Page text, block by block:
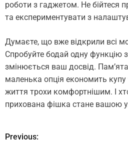
роботи з гаджетом. Не бійтеся
та експериментувати з
Думаєте, що вже відкрили всі
Спробуйте бодай одну функцію
змінюється ваш досвід.
маленька опція економить купу
життя трохи комфортнішим. І
прихована фішка стане вашою
Previous: